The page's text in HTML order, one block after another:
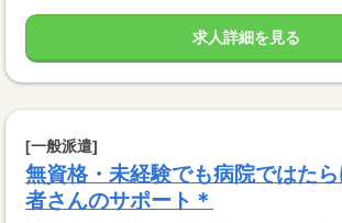
求人詳細を見る
[一般派遣]
無資格・未経験でも病院ではた
者さんのサポート＊